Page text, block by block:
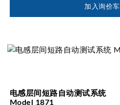
加入询价车
电感层间短路自动测试系统
Model 1871